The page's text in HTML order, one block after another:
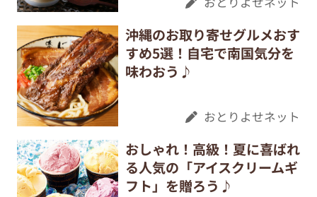
沖縄のお取り寄せグルメおす
すめ5選！自宅で南国気分を
味わおう♪
おとりよせネット
おしゃれ！高級！夏に喜ばれ
る人気の「アイスクリームギ
フト」を贈ろう♪